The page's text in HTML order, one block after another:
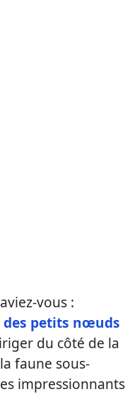
vous :
petits nœuds
du côté de la
faune sous-
impressionnants